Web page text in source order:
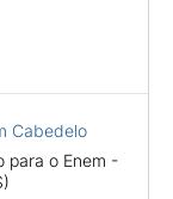
Cabedelo
para o Enem -